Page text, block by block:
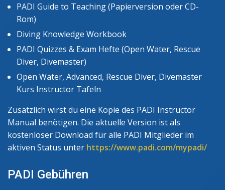
PADI Guide to Teaching (Papierversion oder CD-
Rom)
Diving Knowledge Workbook
PADI Quizzes & Exam Hefte (Open Water, Rescue
Diver, Divemaster)
Open Water, Advanced, Rescue Diver, Divemaster
Kurs Instructor Tafeln
Zusätzlich wirst du eine Kopie des PADI Instructor
Manual benötigen. Die aktuelle Version ist als
kostenloser Download für alle PADI Mitglieder im
aktiven Status unter https://www.padi.com/mypadi/
PADI Gebühren